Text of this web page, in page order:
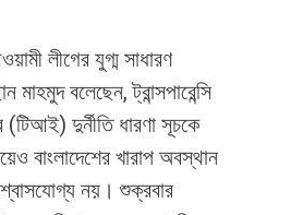
লীগের যুগ্ম সাধারণ
মাহমুদ বলেছেন, ট্রান্সপারেন্সি
(টিআই) দুর্নীতি ধারণা সূচকে
বাংলাদেশের খারাপ অবস্থান
নয়। শুক্রবার